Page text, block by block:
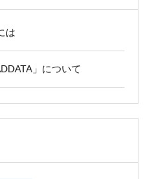
は
」について